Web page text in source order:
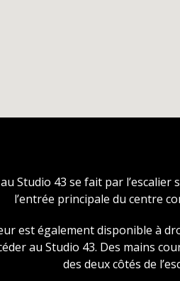
au Studio 43 se fait par
l’entrée principale du centre
est également disponible à
au Studio 43. Des mains
des deux côtés de